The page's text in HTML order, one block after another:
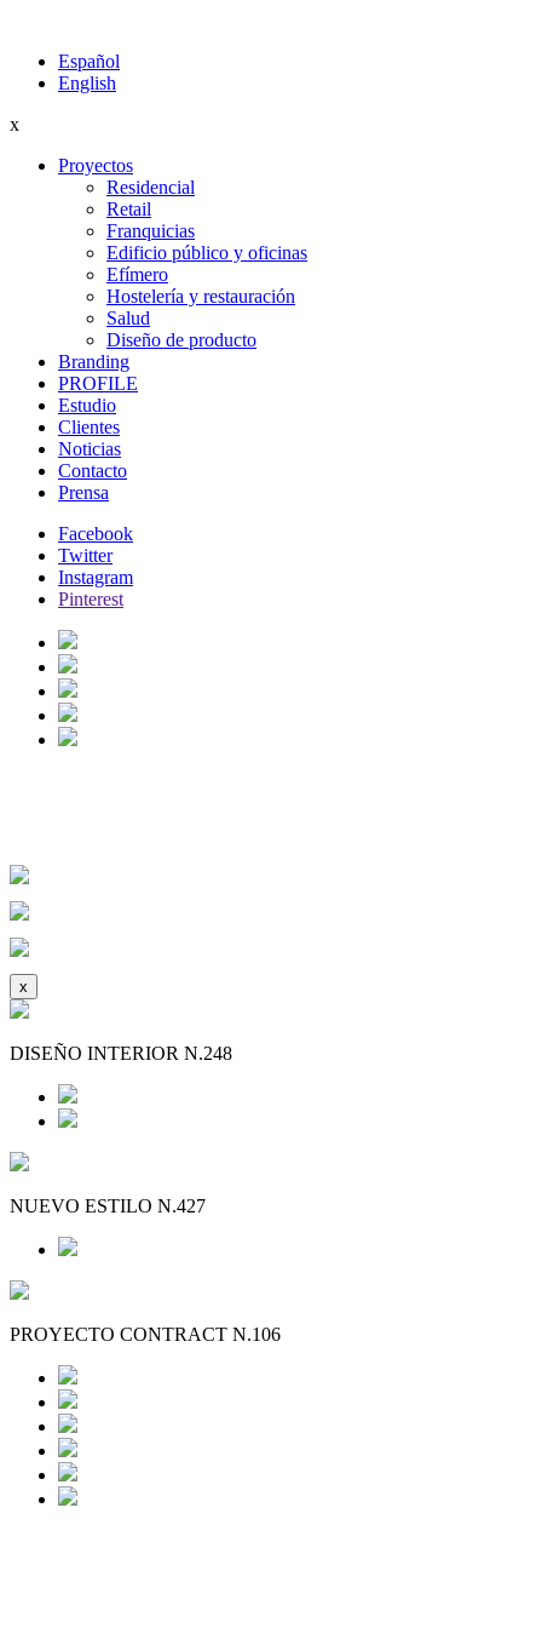
Español
English
x
Proyectos
Residencial
Retail
Franquicias
Edificio público y oficinas
Efímero
Hostelería y restauración
Salud
Diseño de producto
Branding
PROFILE
Estudio
Clientes
Noticias
Contacto
Prensa
Facebook
Twitter
Instagram
Pinterest
x
DISEÑO INTERIOR N.248
NUEVO ESTILO N.427
PROYECTO CONTRACT N.106